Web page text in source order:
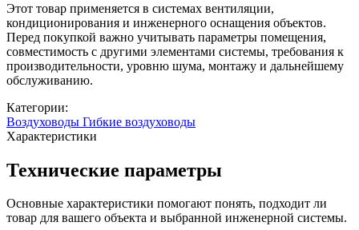
Этот товар применяется в системах вентиляции,
кондиционирования и инженерного оснащения объектов.
Перед покупкой важно учитывать параметры помещения,
совместимость с другими элементами системы, требования к
производительности, уровню шума, монтажу и дальнейшему
обслуживанию.
Категории:
Воздуховоды Гибкие воздуховоды
Характеристики
Технические параметры
Основные характеристики помогают понять, подходит ли
товар для вашего объекта и выбранной инженерной системы.